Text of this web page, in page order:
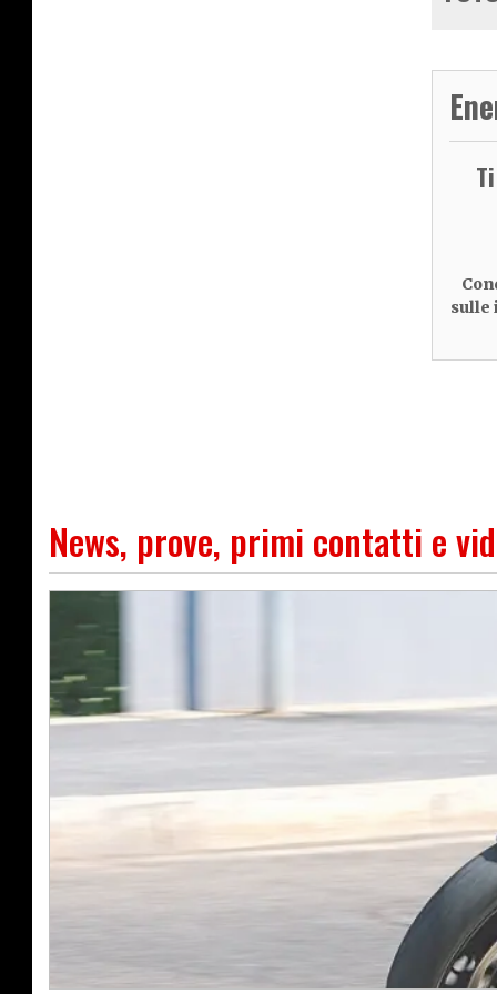
sulle
News, prove, primi contatti e